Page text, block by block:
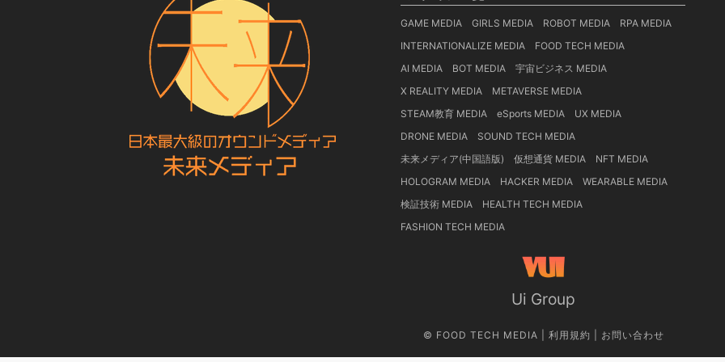
GAME MEDIA GIRLS MEDIA ROBOT MEDIA
RPA MEDIA
INTERNATIONALIZE MEDIA
FOOD TECH MEDIA
AI MEDIA
BOT MEDIA
宇宙ビジネス MEDIA
X REALITY MEDIA
METAVERSE MEDIA
STEAM教育 MEDIA
eSports MEDIA
UX MEDIA
DRONE MEDIA
SOUND TECH MEDIA
未来メディア(中国語版)
仮想通貨 MEDIA
NFT MEDIA
HOLOGRAM MEDIA
HACKER MEDIA
WEARABLE MEDIA
検証技術 MEDIA
HEALTH TECH MEDIA
FASHION TECH MEDIA
Ui Group
© FOOD TECH MEDIA 利用規約 お問い合わせ